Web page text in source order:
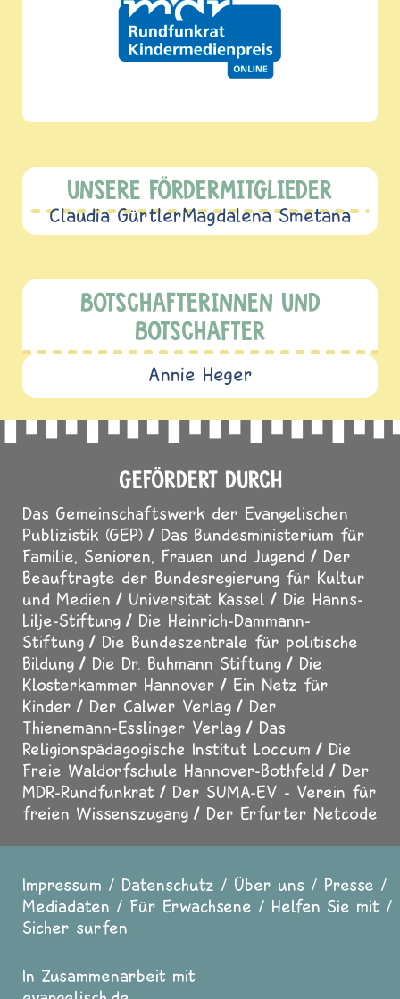
UNSERE FÖRDERMITGLIEDER
Claudia GürtlerMagdalena Smetana
BOTSCHAFTERINNEN UND
BOTSCHAFTER
Annie Heger
GEFÖRDERT DURCH
Das Gemeinschaftswerk der Evangelischen
Publizistik (GEP)
Das Bundesministerium für
Familie, Senioren, Frauen und Jugend
Der
Beauftragte der Bundesregierung für Kultur
und Medien
Universität Kassel
Die Hanns-
Lilje-Stiftung
Die Heinrich-Dammann-
Stiftung
Die Bundeszentrale für politische
Bildung
Die Dr. Buhmann Stiftung
Die
Klosterkammer Hannover
Ein Netz für
Kinder
Der Calwer Verlag
Der
Thienemann-Esslinger Verlag
Das
Religionspädagogische Institut Loccum
Die
Freie Waldorfschule Hannover-Bothfeld
Der
MDR-Rundfunkrat
Der SUMA-EV - Verein für
freien Wissenszugang
Der Erfurter Netcode
Fußzeile
Impressum Datenschutz Über uns
Presse
Mediadaten
Für Erwachsene
Helfen Sie mit
Sicher surfen
In Zusammenarbeit mit